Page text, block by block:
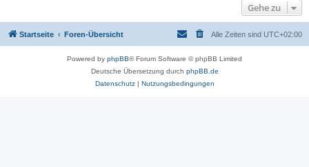
Gehe zu
Startseite Foren-Übersicht Alle Zeiten sind UTC+02:00
Powered by phpBB® Forum Software © phpBB Limited
Deutsche Übersetzung durch phpBB.de
Datenschutz| Nutzungsbedingungen